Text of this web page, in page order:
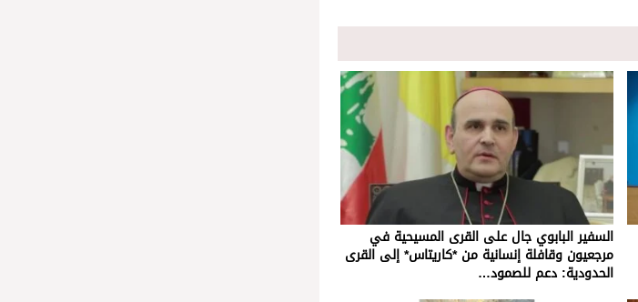
السفير البابوي جال على القرى المسيحية في
مرجعيون وقافلة إنسانية من *كاريتاس* إلى القرى
الحدودية: دعم للصمود…